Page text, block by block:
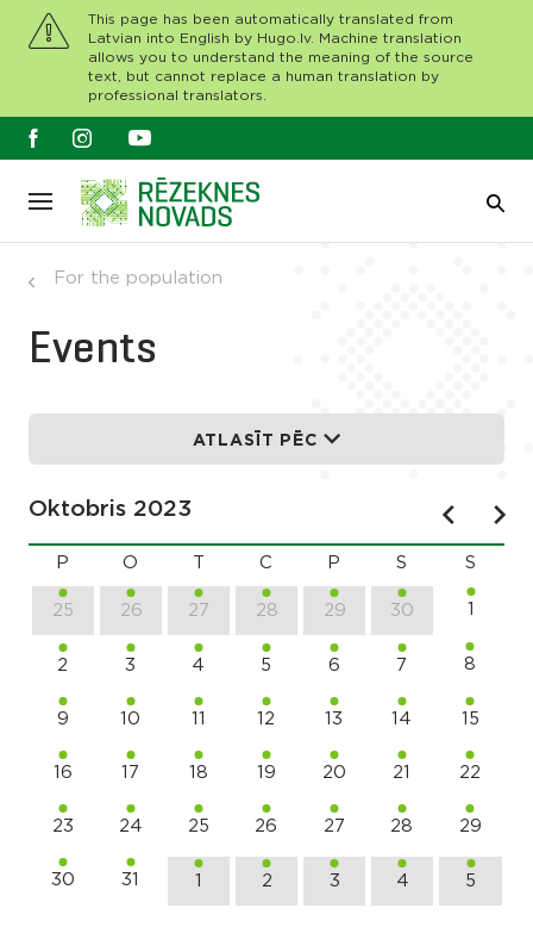
This page has been automatically translated from
Latvian into English by Hugo.lv. Machine translation
allows you to understand the meaning of the source
text, but cannot replace a human translation by
professional translators.
For the population
Events
ATLASĪT PĒC
Oktobris 2023
P O C P S S
25 26 27 28 29 30 1
2 3 4 5 6 7 8
9 10 11 12 13 14 15
16 17 18 19 20 21 22
23 24 25 26 27 28 29
30 31 1 2 3 4 5